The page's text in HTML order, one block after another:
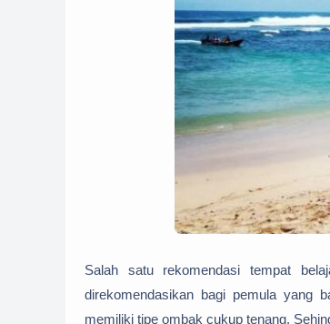
Salah satu rekomendasi tempat
direkomendasikan bagi pemula yang
memiliki tipe ombak cukup tenang.